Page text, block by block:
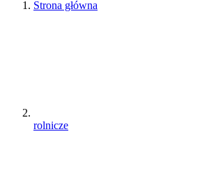
Strona główna
rolnicze